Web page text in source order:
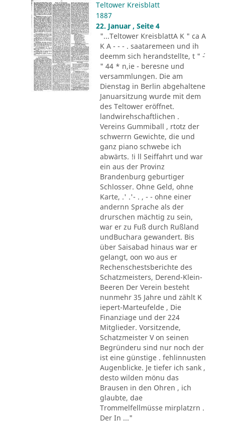
Teltower Kreisblatt
1887
22. Januar , Seite 4
"...Teltower KreisblattA K " ca A
K A - - - . saataremeen und ih
deemm sich herandstellte, t " ´-
" 44 * n,ie - beresne und
versammlungen. Die am
Dienstag in Berlin abgehaltene
Januarsitzung wurde mit dem
des Teltower eröffnet.
landwirehschaftlichen .
Vereins Gummiball , rtotz der
schwerrn Gewichte, die und
ganz piano schwebe ich
abwärts. !i ll Seiffahrt und war
ein aus der Provinz
Brandenburg geburtiger
Schlosser. Ohne Geld, ohne
Karte, .' .'- . , - - ohne einer
andernn Sprache als der
drurschen mächtig zu sein,
war er zu Fuß durch Rußland
undBuchara gewandert. Bis
über Saisabad hinaus war er
gelangt, oon wo aus er
Rechenschestsberichte des
Schatzmeisters, Derend-Klein-
Beeren Der Verein besteht
nunmehr 35 Jahre und zählt K
iepert-Marteufelde , Die
Finanziage und der 224
Mitglieder. Vorsitzende,
Schatzmeister V on seinen
Begründeru sind nur noch der
ist eine günstige . fehlinnusten
Augenblicke. Je tiefer ich sank ,
desto wilden mönu das
Brausen in den Ohren , ich
glaubte, dae
Trommelfellmüsse mirplatzrn .
Der In ..."